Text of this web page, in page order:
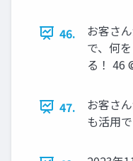
46.
お客さ
で、何
る！ 46
47.
お客さ
も活用